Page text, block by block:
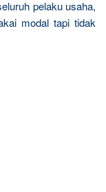
pelaku usaha,
modal tapi tidak